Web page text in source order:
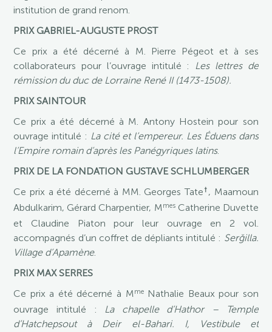
institution de grand renom.
PRIX GABRIEL-AUGUSTE PROST
Ce prix a été décerné à M. Pierre Pégeot et à ses
collaborateurs pour l’ouvrage intitulé : Les lettres de
rémission du duc de Lorraine René II (1473-1508).
PRIX SAINTOUR
Ce prix a été décerné à M. Antony Hostein pour son
ouvrage intitulé : La cité et l’empereur. Les Éduens dans
l’Empire romain d’après les Panégyriques latins.
PRIX DE LA FONDATION GUSTAVE SCHLUMBERGER
Ce prix a été décerné à MM. Georges Tate † , Maamoun
Abdulkarim, Gérard Charpentier, MmesCatherine Duvette
et Claudine Piaton pour leur ouvrage en 2 vol.
accompagnés d’un coffret de dépliants intitulé : Serğilla.
Village d’Apamène.
PRIX MAX SERRES
Ce prix a été décerné à MmeNathalie Beaux pour son
ouvrage intitulé : La chapelle d’Hathor – Temple
d’Hatchepsout à Deir el-Bahari. I, Vestibule et